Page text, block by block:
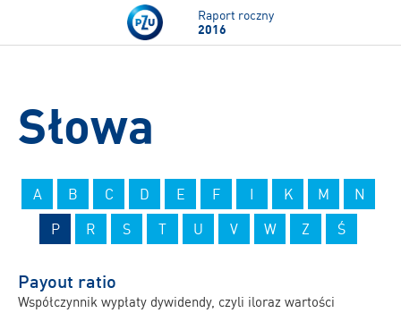
Przejdź do treści
Raport roczny
2016
Słowa
A B C D E F I K M
N
P
R S T U V W Z Ś
Payout ratio
Współczynnik wypłaty dywidendy, czyli iloraz wartości